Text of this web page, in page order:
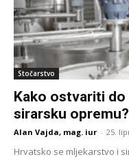
Stočarstvo
Kako ostvariti
sirarsku opremu?
Alan Vajda, mag. iur - 25.
Hrvatsko se mljekarstvo i